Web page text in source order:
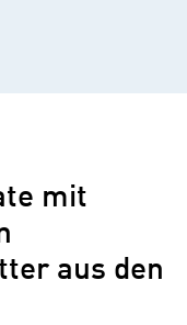
mit
aus den